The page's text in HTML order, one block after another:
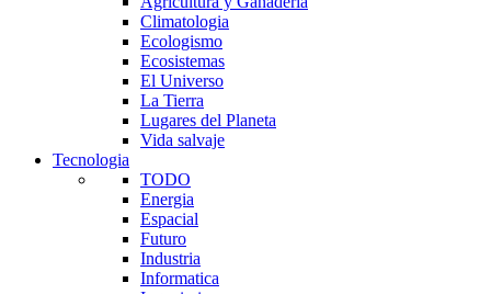
Climatologia
Ecologismo
Ecosistemas
El Universo
La Tierra
Lugares del Planeta
Vida salvaje
Tecnologia
TODO
Energia
Espacial
Futuro
Industria
Informatica